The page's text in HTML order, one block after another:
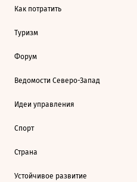
Как потратить
Туризм
Форум
Ведомости Северо-Запад
Идеи управления
Спорт
Страна
Устойчивое развитие